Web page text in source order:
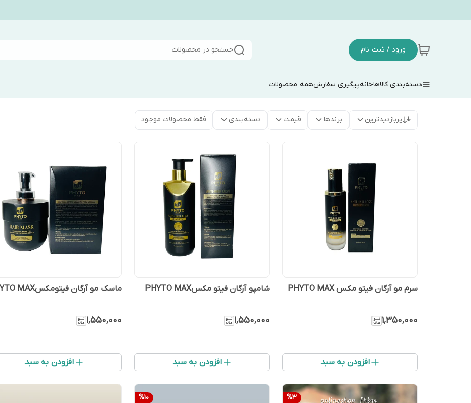
ورود / ثبت نام جستجو در محصولات
دسته‌بندی کالاهاخانهپیگیری سفارشهمه محصولات
پربازدیدترین برندها قیمت دسته‌بندی فقط محصولات موجود
سرم مو آرگان فیتو مکس PHYTO MAX
۱٬۳۵۰٬۰۰۰
افزودن به سبد
شامپو آرگان فیتو مکسPHYTO MAX
۱٬۵۵۰٬۰۰۰
افزودن به سبد
ماسک مو آرگان فیتومکسPHYTO MAX
۱٬۵۵۰٬۰۰۰
افزودن به سبد
%3
%10